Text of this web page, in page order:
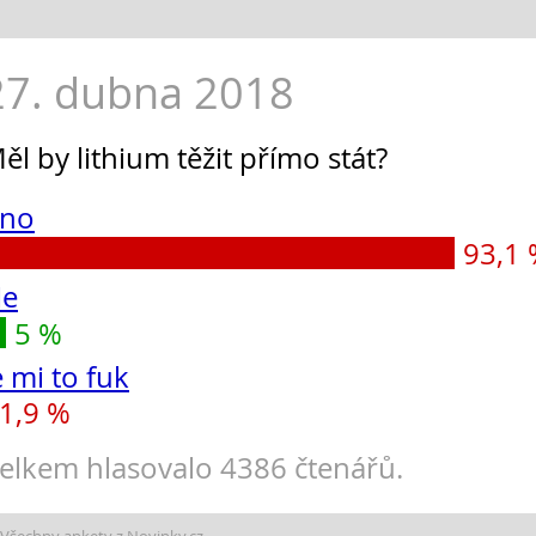
dubna 2018
by lithium těžit přímo stát?
93,1
5 %
mi to fuk
1,9 %
hlasovalo 4386 čtenářů.